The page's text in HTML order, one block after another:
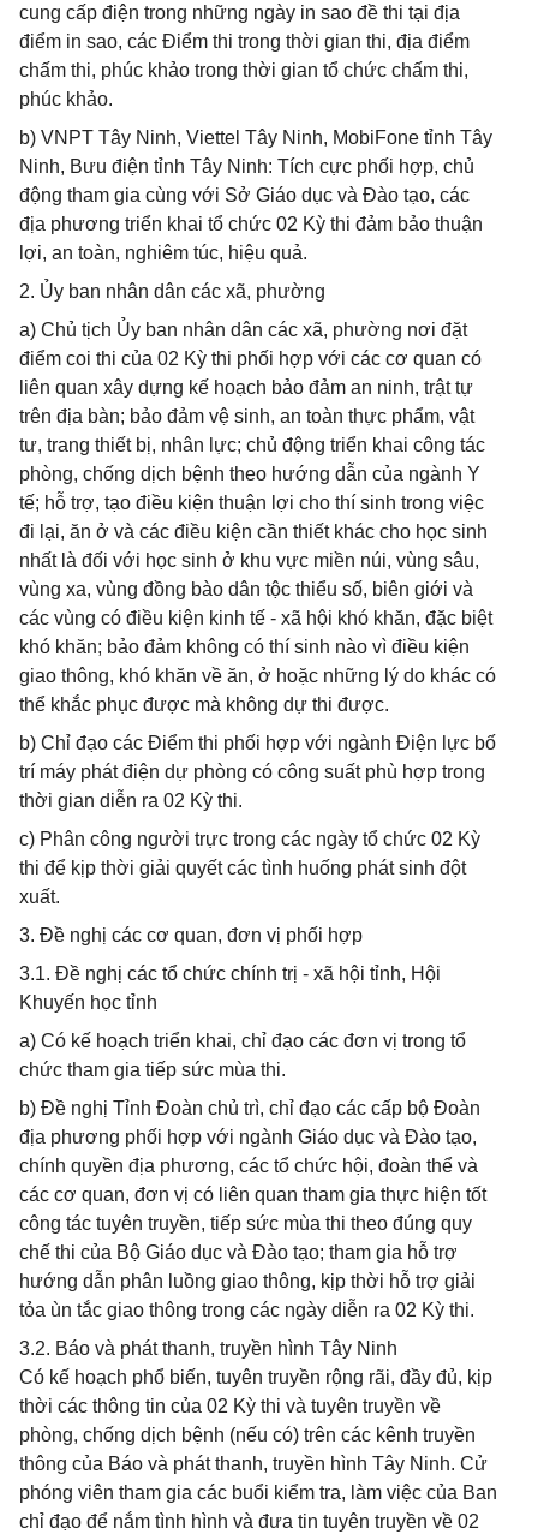
cung cấp điện trong những ngày in sao đề thi tại địa
điểm in sao, các Điểm thi trong thời gian thi, địa điểm
chấm thi, phúc khảo trong thời gian tổ chức chấm thi,
phúc khảo.
b) VNPT Tây Ninh, Viettel Tây Ninh, MobiFone tỉnh Tây
Ninh, Bưu điện tỉnh Tây Ninh: Tích cực phối hợp, chủ
động tham gia cùng với Sở Giáo dục và Đào tạo, các
địa phương triển khai tổ chức 02 Kỳ thi đảm bảo thuận
lợi, an toàn, nghiêm túc, hiệu quả.
2. Ủy ban nhân dân các xã, phường
a) Chủ tịch Ủy ban nhân dân các xã, phường nơi đặt
điểm coi thi của 02 Kỳ thi phối hợp với các cơ quan có
liên quan xây dựng kế hoạch bảo đảm an ninh, trật tự
trên địa bàn; bảo đảm vệ sinh, an toàn thực phẩm, vật
tư, trang thiết bị, nhân lực; chủ động triển khai công tác
phòng, chống dịch bệnh theo hướng dẫn của ngành Y
tế; hỗ trợ, tạo điều kiện thuận lợi cho thí sinh trong việc
đi lại, ăn ở và các điều kiện cần thiết khác cho học sinh
nhất là đối với học sinh ở khu vực miền núi, vùng sâu,
vùng xa, vùng đồng bào dân tộc thiểu số, biên giới và
các vùng có điều kiện kinh tế - xã hội khó khăn, đặc biệt
khó khăn; bảo đảm không có thí sinh nào vì điều kiện
giao thông, khó khăn về ăn, ở hoặc những lý do khác có
thể khắc phục được mà không dự thi được.
b) Chỉ đạo các Điểm thi phối hợp với ngành Điện lực bố
trí máy phát điện dự phòng có công suất phù hợp trong
thời gian diễn ra 02 Kỳ thi.
c) Phân công người trực trong các ngày tổ chức 02 Kỳ
thi để kịp thời giải quyết các tình huống phát sinh đột
xuất.
3. Đề nghị các cơ quan, đơn vị phối hợp
3.1. Đề nghị các tổ chức chính trị - xã hội tỉnh, Hội
Khuyến học tỉnh
a) Có kế hoạch triển khai, chỉ đạo các đơn vị trong tổ
chức tham gia tiếp sức mùa thi.
b) Đề nghị Tỉnh Đoàn chủ trì, chỉ đạo các cấp bộ Đoàn
địa phương phối hợp với ngành Giáo dục và Đào tạo,
chính quyền địa phương, các tổ chức hội, đoàn thể và
các cơ quan, đơn vị có liên quan tham gia thực hiện tốt
công tác tuyên truyền, tiếp sức mùa thi theo đúng quy
chế thi của Bộ Giáo dục và Đào tạo; tham gia hỗ trợ
hướng dẫn phân luồng giao thông, kịp thời hỗ trợ giải
tỏa ùn tắc giao thông trong các ngày diễn ra 02 Kỳ thi.
3.2. Báo và phát thanh, truyền hình Tây Ninh
Có kế hoạch phổ biến, tuyên truyền rộng rãi, đầy đủ, kịp
thời các thông tin của 02 Kỳ thi và tuyên truyền về
phòng, chống dịch bệnh (nếu có) trên các kênh truyền
thông của Báo và phát thanh, truyền hình Tây Ninh. Cử
phóng viên tham gia các buổi kiểm tra, làm việc của Ban
chỉ đạo để nắm tình hình và đưa tin tuyên truyền về 02